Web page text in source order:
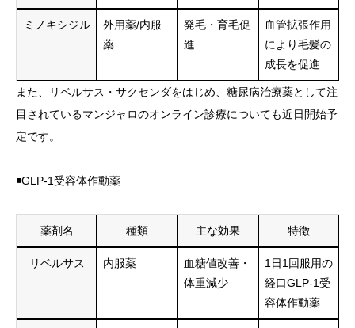
ミノキシジル
外用薬/内服
薬
発毛・育毛促
進
血管拡張作用
により毛髪の
成長を促進
また、リベルサス・サクセンダをはじめ、糖尿病治療薬として注
目されているマンジャロのオンライン診療についても近日開始予
定です。
◾️GLP-1受容体作動薬
薬剤名 種類 主な効果 特徴
リベルサス 内服薬
血糖値改善・
体重減少
1日1回服用の
経口GLP-1受
容体作動薬